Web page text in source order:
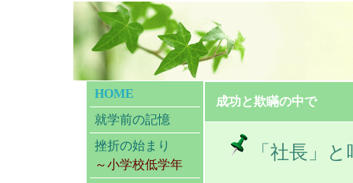
HOME
就学前の記憶
挫折の始まり
～小学校低学年
成功と欺瞞の中で
「社長」